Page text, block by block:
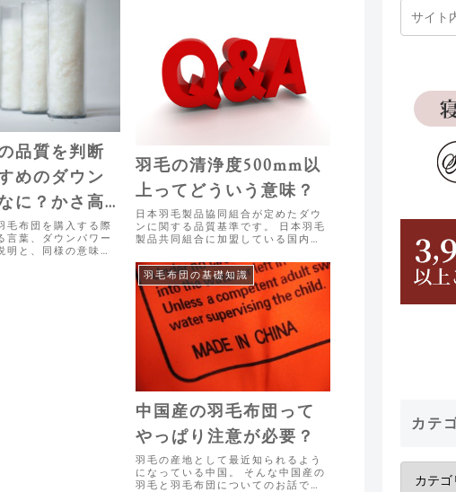
品質を判断
めのダウン
に？かさ高
ラベルとの
介
毛布団を購入する際
言葉、ダウンパワー
明と、同様の意味で
羽毛の清浄度500mm以
上ってどういう意味？
日本羽毛製品協同組合が定めたダウ
ンに関する品質基準です。 日本羽毛
製品共同組合に加盟している国内羽
は、羽毛の洗浄において透明度５０
０mm以上の基準に達している必要が
あります。 羽毛の洗浄は、羽毛布団
の品質決め...
羽毛布団の基礎知識
中国産の羽毛布団って
やっぱり注意が必要？
羽毛の産地として最近知られるよう
になっている中国。 そんな中国産の
羽毛と羽毛布団についてのお話で
カテ